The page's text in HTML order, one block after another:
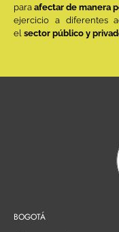
para afectar de manera
ejercicio a diferentes
el sector público y
BOGOTÁ